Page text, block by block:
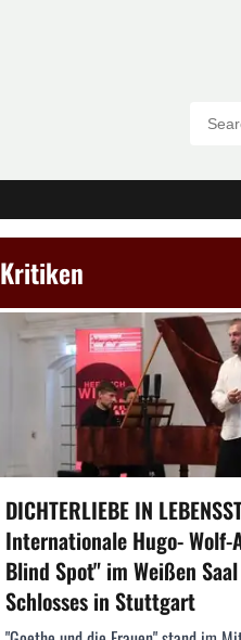
Kritiken
DICHTERLIEBE IN
Internationale Hugo- Wolf-
Blind Spot" im Weißen
Schlosses in Stuttgart